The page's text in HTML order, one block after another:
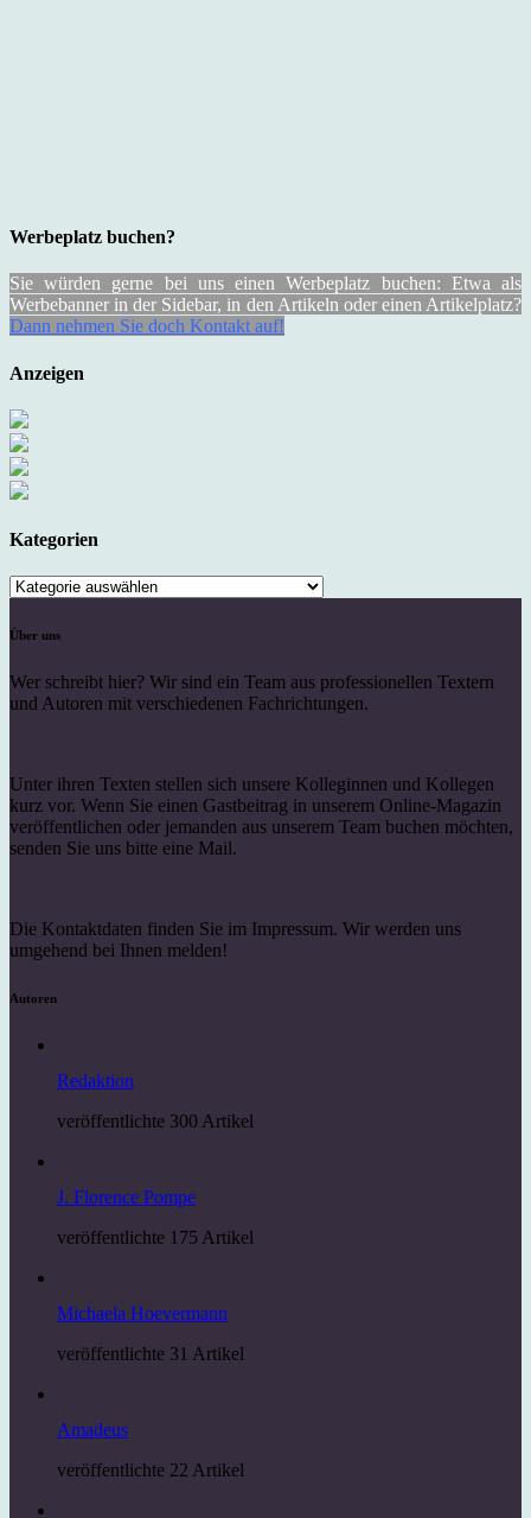
Werbeplatz buchen?
Sie würden gerne bei uns einen Werbeplatz buchen: Etwa als
Werbebanner in der Sidebar, in den Artikeln oder einen Artikelplatz?
Dann nehmen Sie doch Kontakt auf!
Anzeigen
Kategorien
Kategorien
Über uns
Wer schreibt hier? Wir sind ein Team aus professionellen Textern
und Autoren mit verschiedenen Fachrichtungen.
Unter ihren Texten stellen sich unsere Kolleginnen und Kollegen
kurz vor. Wenn Sie einen Gastbeitrag in unserem Online-Magazin
veröffentlichen oder jemanden aus unserem Team buchen möchten,
senden Sie uns bitte eine Mail.
Die Kontaktdaten finden Sie im Impressum. Wir werden uns
umgehend bei Ihnen melden!
Autoren
Redaktion
veröffentlichte 300 Artikel
J. Florence Pompe
veröffentlichte 175 Artikel
Michaela Hoevermann
veröffentlichte 31 Artikel
Amadeus
veröffentlichte 22 Artikel